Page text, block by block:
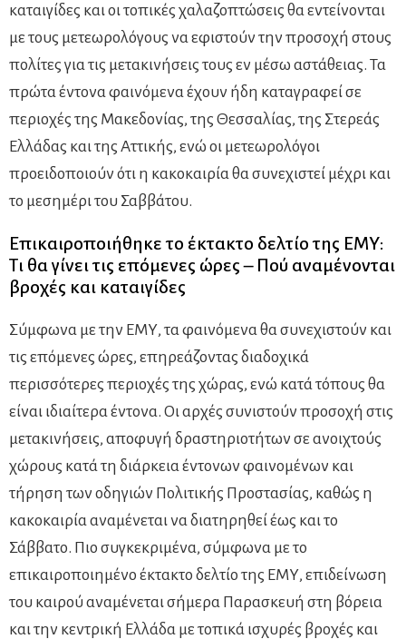
καταιγίδες και οι τοπικές χαλαζοπτώσεις θα εντείνονται
με τους μετεωρολόγους να εφιστούν την προσοχή στους
πολίτες για τις μετακινήσεις τους εν μέσω αστάθειας. Τα
πρώτα έντονα φαινόμενα έχουν ήδη καταγραφεί σε
περιοχές της Μακεδονίας, της Θεσσαλίας, της Στερεάς
Ελλάδας και της Αττικής, ενώ οι μετεωρολόγοι
προειδοποιούν ότι η κακοκαιρία θα συνεχιστεί μέχρι και
το μεσημέρι του Σαββάτου.
Επικαιροποιήθηκε το έκτακτο δελτίο της ΕΜΥ:
Τι θα γίνει τις επόμενες ώρες – Πού αναμένονται
βροχές και καταιγίδες
Σύμφωνα με την ΕΜΥ, τα φαινόμενα θα συνεχιστούν και
τις επόμενες ώρες, επηρεάζοντας διαδοχικά
περισσότερες περιοχές της χώρας, ενώ κατά τόπους θα
είναι ιδιαίτερα έντονα. Οι αρχές συνιστούν προσοχή στις
μετακινήσεις, αποφυγή δραστηριοτήτων σε ανοιχτούς
χώρους κατά τη διάρκεια έντονων φαινομένων και
τήρηση των οδηγιών Πολιτικής Προστασίας, καθώς η
κακοκαιρία αναμένεται να διατηρηθεί έως και το
Σάββατο. Πιο συγκεκριμένα, σύμφωνα με το
επικαιροποιημένο έκτακτο δελτίο της ΕΜΥ, επιδείνωση
του καιρού αναμένεται σήμερα Παρασκευή στη βόρεια
και την κεντρική Ελλάδα με τοπικά ισχυρές βροχές και